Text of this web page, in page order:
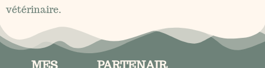
vétérinaire.
MES PARTENAIR